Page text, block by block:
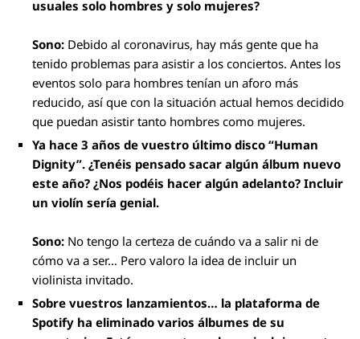
usuales solo hombres y solo mujeres?
Sono: Debido al coronavirus, hay más gente que ha
tenido problemas para asistir a los conciertos. Antes los
eventos solo para hombres tenían un aforo más
reducido, así que con la situación actual hemos decidido
que puedan asistir tanto hombres como mujeres.
Ya hace 3 años de vuestro último disco “Human
Dignity”. ¿Tenéis pensado sacar algún álbum nuevo
este año? ¿Nos podéis hacer algún adelanto? Incluir
un violín sería genial.
Sono: No tengo la certeza de cuándo va a salir ni de
cómo va a ser… Pero valoro la idea de incluir un
violinista invitado.
Sobre vuestros lanzamientos… la plataforma de
Spotify ha eliminado varios álbumes de su